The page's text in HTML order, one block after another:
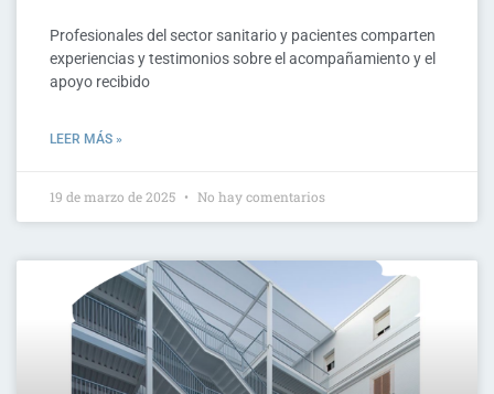
Profesionales del sector sanitario y pacientes comparten
experiencias y testimonios sobre el acompañamiento y el
apoyo recibido
LEER MÁS »
19 de marzo de 2025 No hay comentarios